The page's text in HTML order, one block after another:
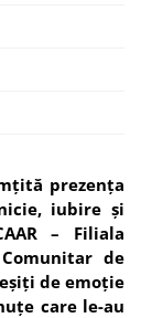
prezența
iubire și
– Filiala
de
de emoție
care le-au